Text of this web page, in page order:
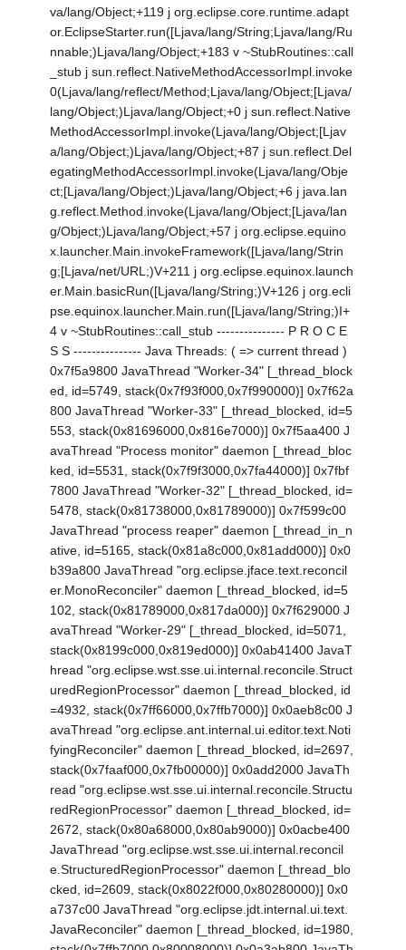
va/lang/Object;+119 j org.eclipse.core.runtime.adapt
or.EclipseStarter.run([Ljava/lang/String;Ljava/lang/Ru
nnable;)Ljava/lang/Object;+183 v ~StubRoutines::call
_stub j sun.reflect.NativeMethodAccessorImpl.invoke
0(Ljava/lang/reflect/Method;Ljava/lang/Object;[Ljava/
lang/Object;)Ljava/lang/Object;+0 j sun.reflect.Native
MethodAccessorImpl.invoke(Ljava/lang/Object;[Ljav
a/lang/Object;)Ljava/lang/Object;+87 j sun.reflect.Del
egatingMethodAccessorImpl.invoke(Ljava/lang/Obje
ct;[Ljava/lang/Object;)Ljava/lang/Object;+6 j java.lan
g.reflect.Method.invoke(Ljava/lang/Object;[Ljava/lan
g/Object;)Ljava/lang/Object;+57 j org.eclipse.equino
x.launcher.Main.invokeFramework([Ljava/lang/Strin
g;[Ljava/net/URL;)V+211 j org.eclipse.equinox.launch
er.Main.basicRun([Ljava/lang/String;)V+126 j org.ecli
pse.equinox.launcher.Main.run([Ljava/lang/String;)I+
4 v ~StubRoutines::call_stub --------------- P R O C E
S S --------------- Java Threads: ( => current thread )
0x7f5a9800 JavaThread "Worker-34" [_thread_block
ed, id=5749, stack(0x7f93f000,0x7f990000)] 0x7f62a
800 JavaThread "Worker-33" [_thread_blocked, id=5
553, stack(0x81696000,0x816e7000)] 0x7f5aa400 J
avaThread "Process monitor" daemon [_thread_bloc
ked, id=5531, stack(0x7f9f3000,0x7fa44000)] 0x7fbf
7800 JavaThread "Worker-32" [_thread_blocked, id=
5478, stack(0x81738000,0x81789000)] 0x7f599c00
JavaThread "process reaper" daemon [_thread_in_n
ative, id=5165, stack(0x81a8c000,0x81add000)] 0x0
b39a800 JavaThread "org.eclipse.jface.text.reconcil
er.MonoReconciler" daemon [_thread_blocked, id=5
102, stack(0x81789000,0x817da000)] 0x7f629000 J
avaThread "Worker-29" [_thread_blocked, id=5071,
stack(0x8199c000,0x819ed000)] 0x0ab41400 JavaT
hread "org.eclipse.wst.sse.ui.internal.reconcile.Struct
uredRegionProcessor" daemon [_thread_blocked, id
=4932, stack(0x7ff66000,0x7ffb7000)] 0x0aeb8c00 J
avaThread "org.eclipse.ant.internal.ui.editor.text.Noti
fyingReconciler" daemon [_thread_blocked, id=2697,
stack(0x7faaf000,0x7fb00000)] 0x0add2000 JavaTh
read "org.eclipse.wst.sse.ui.internal.reconcile.Structu
redRegionProcessor" daemon [_thread_blocked, id=
2672, stack(0x80a68000,0x80ab9000)] 0x0acbe400
JavaThread "org.eclipse.wst.sse.ui.internal.reconcil
e.StructuredRegionProcessor" daemon [_thread_blo
cked, id=2609, stack(0x8022f000,0x80280000)] 0x0
a737c00 JavaThread "org.eclipse.jdt.internal.ui.text.
JavaReconciler" daemon [_thread_blocked, id=1980,